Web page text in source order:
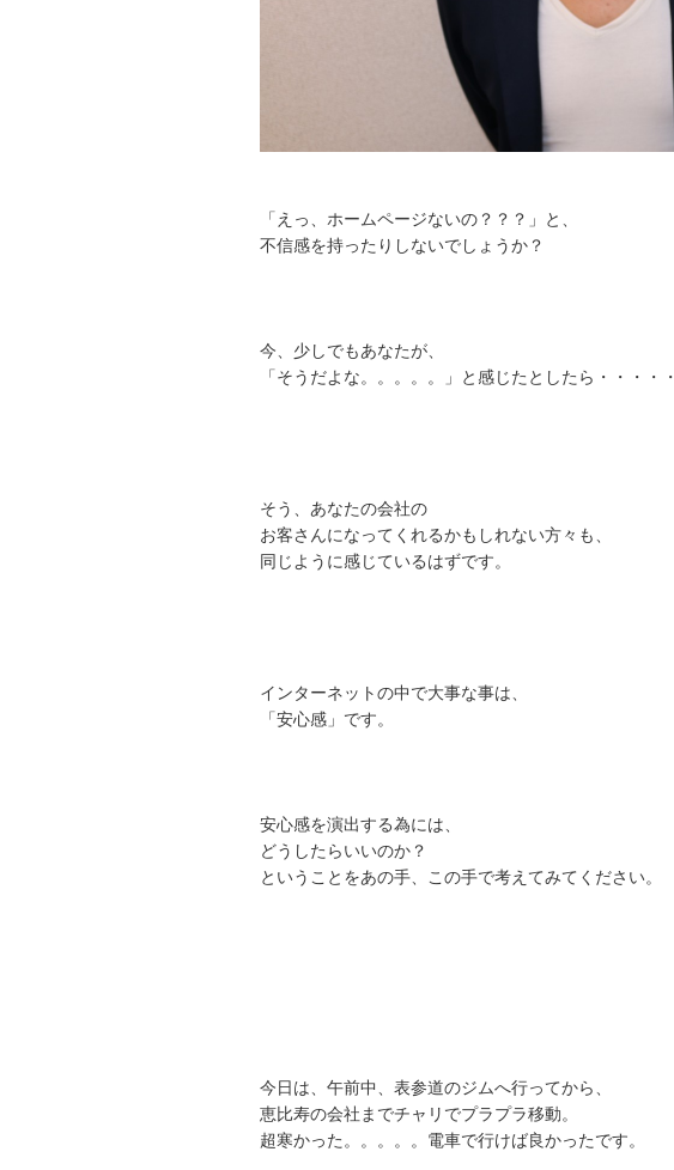
「えっ、ホームページないの？？？」と、
不信感を持ったりしないでしょうか？
今、少しでもあなたが、
「そうだよな。。。。。」と感じたとしたら・・・・・
そう、あなたの会社の
お客さんになってくれるかもしれない方々も、
同じように感じているはずです。
インターネットの中で大事な事は、
「安心感」です。
安心感を演出する為には、
どうしたらいいのか？
ということをあの手、この手で考えてみてください。
今日は、午前中、表参道のジムへ行ってから、
恵比寿の会社までチャリでプラプラ移動。
超寒かった。。。。。電車で行けば良かったです。